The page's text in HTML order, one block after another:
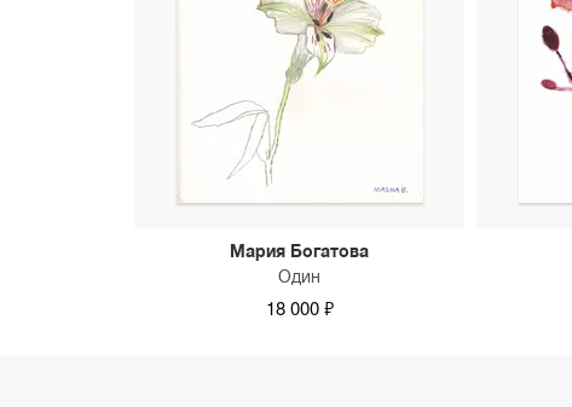
Мария Богатова
Один
18 000 ₽